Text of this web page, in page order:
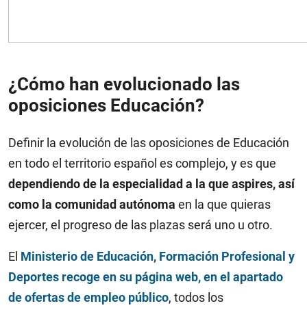
¿Cómo han evolucionado las
oposiciones Educación?
Definir la evolución de las oposiciones de Educación
en todo el territorio español es complejo, y es que
dependiendo de la especialidad a la que aspires, así
como la comunidad autónoma en la que quieras
ejercer, el progreso de las plazas será uno u otro.
El Ministerio de Educación, Formación Profesional y
Deportes recoge en su página web, en el apartado
de ofertas de empleo público, todos los